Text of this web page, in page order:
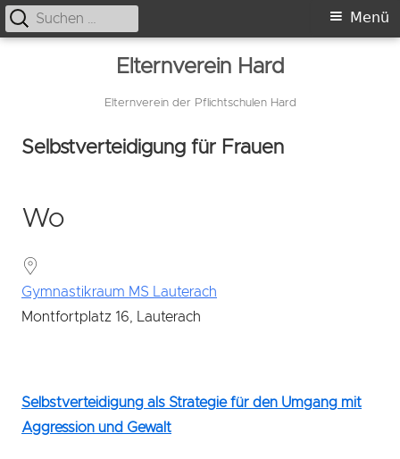
Elternverein Hard
Elternverein der Pflichtschulen Hard
Primäres
Menü
Suche
nach:
Selbstverteidigung für Frauen
Wo
Gymnastikraum MS Lauterach
Montfortplatz 16, Lauterach
Selbstverteidigung als Strategie für den Umgang mit
Aggression und Gewalt